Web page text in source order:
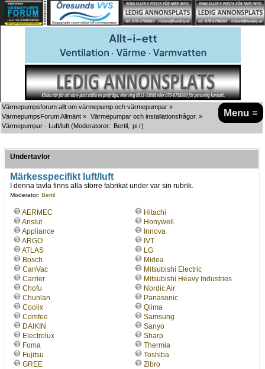
Menu ≡
Värmepumpsforum allt om värmepump och värmepumpar »
VärmepumpsForum Allmänt » Värmepumpar och installationsfrågor. »
Värmepumpar - Luft/luft (Moderatorer: Bertil pi.r)
Undertavlor
Märkesspecifikt luft/luft
I denna tavla finns alla större fabrikat under var sin rubrik.
Moderator: Bertil
AERMEC
Anslut
Appliance
ARGO
ATLAS
Bosch
CanVac
Carrier
Chofu
Chunlan
Coolix
Comfee
DAIKIN
Electrolux
Foma
Fujitsu
GREE
Hitachi
Honywell
Innova
IVT
LG
Midea
Mitsubishi Electric
Mitsubishi Heavy Industries
Nordic Air
Panasonic
Qlima
Samsung
Sanyo
Sharp
Thermia
Toshiba
Zibro